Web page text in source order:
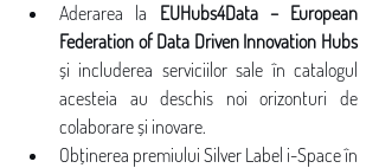
Aderarea la EUHubs4Data – European
Federation of Data Driven Innovation Hubs
și includerea serviciilor sale în catalogul
acesteia au deschis noi orizonturi de
colaborare și inovare.
Obținerea premiului Silver Label i-Space în